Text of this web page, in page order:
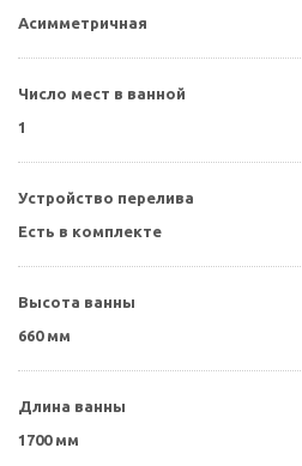
Асимметричная
Число мест в ванной
1
Устройство перелива
Есть в комплекте
Высота ванны
660 мм
Длина ванны
1700 мм